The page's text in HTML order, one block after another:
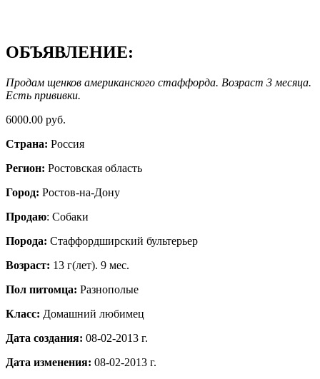
ОБЪЯВЛЕНИЕ:
Продам щенков американского стаффорда. Возраст 3 месяца.
Есть прививки.
6000.00 руб.
Страна: Россия
Регион: Ростовская область
Город: Ростов-на-Дону
Продаю: Собаки
Порода: Стаффордширский бультерьер
Возраст: 13 г(лет). 9 мес.
Пол питомца: Разнополые
Класс: Домашний любимец
Дата создания: 08-02-2013 г.
Дата изменения: 08-02-2013 г.